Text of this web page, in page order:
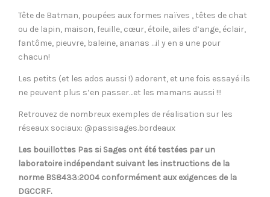
Tête de Batman, poupées aux formes naïves , têtes de chat
ou de lapin, maison, feuille, cœur, étoile, ailes d’ange, éclair,
fantôme, pieuvre, baleine, ananas …il y en a une pour
chacun!
Les petits (et les ados aussi !) adorent, et une fois essayé ils
ne peuvent plus s’en passer…et les mamans aussi !!!
Retrouvez de nombreux exemples de réalisation sur les
réseaux sociaux: @passisages.bordeaux
Les bouillottes Pas si Sages ont été testées par un
laboratoire indépendant suivant les instructions de la
norme BS8433:2004 conformément aux exigences de la
DGCCRF.